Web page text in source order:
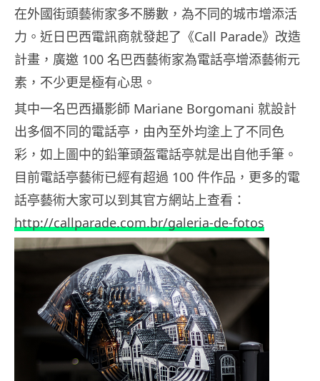
在外國街頭藝術家多不勝數，為不同的城市增添活
力。近日巴西電訊商就發起了《Call Parade》改造
計畫，廣邀 100 名巴西藝術家為電話亭增添藝術元
素，不少更是極有心思。
其中一名巴西攝影師 Mariane Borgomani 就設計
出多個不同的電話亭，由內至外均塗上了不同色
彩，如上圖中的鉛筆頭盔電話亭就是出自他手筆。
目前電話亭藝術已經有超過 100 件作品，更多的電
話亭藝術大家可以到其官方網站上查看：
http://callparade.com.br/galeria-de-fotos